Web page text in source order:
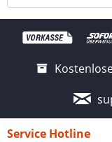
Service Hotline